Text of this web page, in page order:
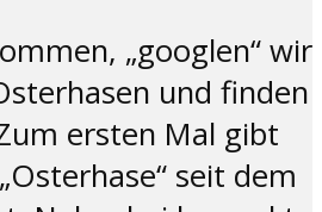
„googlen“ wir
und finden
ersten Mal gibt
seit dem